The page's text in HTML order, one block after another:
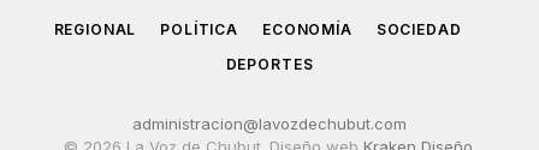
REGIONAL POLÍTICA ECONOMÍA
SOCIEDAD
DEPORTES
administracion@lavozdechubut.com